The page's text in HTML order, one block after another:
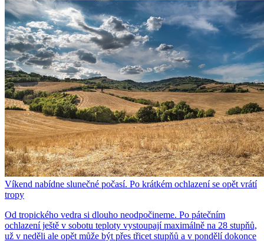
Víkend nabídne slunečné počasí. Po krátkém ochlazení se opět vrátí
tropy
Od tropického vedra si dlouho neodpočineme. Po pátečním
ochlazení ještě v sobotu teploty vystoupají maximálně na 28 stupňů,
už v neděli ale opět může být přes třicet stupňů a v pondělí dokonce